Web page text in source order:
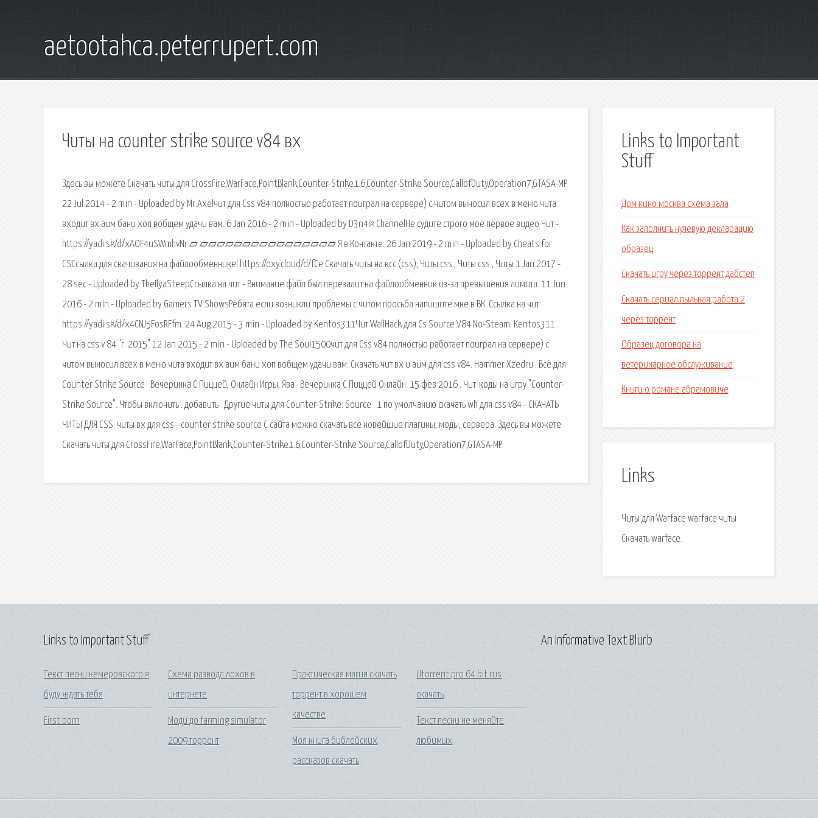
aetootahca.peterrupert.com
Читы на counter strike source v84 вх
Здесь вы можете Скачать читы для CrossFire,WarFace,PointBlank,Counter-Strike1.6,Counter-Strike Source,CallofDuty,Operation7,GTASA-MP.
22 Jul 2014 - 2 min - Uploaded by Mr.Axelчит для Css v84 полностью работает поиграл на сервере) с читом выносил всех в меню чита
входит вх аим бани хоп вобщем удачи вам. 6 Jan 2016 - 2 min - Uploaded by D3n4ik ChannelНе судите строго моё первое видео Чит -
https://yadi.sk/d/xAOF4uSWmhvNr ▱ ▱▱▱▱▱▱▱▱▱▱▱▱▱▱▱▱ Я в Контакте. 26 Jan 2019 - 2 min - Uploaded by Cheats for
CSСсылка для скачивания на файлообменнике! https://oxy.cloud/d/fCe Скачать читы на ксс (css), Читы css , Читы css , Читы 1 Jan 2017 -
28 sec - Uploaded by TheIlyaSteepСсылка на чит - Внимание файл был перезалит на файлообменник из-за превышения лимита. 11 Jun
2016 - 2 min - Uploaded by Gamers TV ShowsРебята если возникли проблемы с читом просьба напишите мне в ВК. Ссылка на чит:
https://yadi.sk/d/x4CNJ5FosRFfm. 24 Aug 2015 - 3 min - Uploaded by Kentos311Чит WallHack для Cs Source V84 No-Steam. Kentos311 .
Чит на css v 84 "г. 2015" 12 Jan 2015 - 2 min - Uploaded by The Soul1500чит для Css v84 полностью работает поиграл на сервере) с
читом выносил всех в меню чита входит вх аим бани хоп вобщем удачи вам. Скачать чит вх и аим для css v84. Hammer Xzedru · Всё для
Counter Strike Source · Вечеринка С Пиццей, Онлайн Игры, Ява · Вечеринка С Пиццей Онлайн. 15 фев 2016 . Чит-коды на игру "Counter-
Strike Source". Чтобы включить . добавить · Другие читы для Counter-Strike: Source . 1 по умолчанию скачать wh для css v84 - СКАЧАТЬ
ЧИТЫ ДЛЯ CSS. читы вх для css - counter strike source С сайта можно скачать все новейшие плагины, моды, сервера. Здесь вы можете
Скачать читы для CrossFire,WarFace,PointBlank,Counter-Strike1.6,Counter-Strike Source,CallofDuty,Operation7,GTASA-MP.
Links to Important
Stuff
Дом кино москва схема зала
Как заполнить нулевую декларацию
образец
Скачать игру через торрент дабстеп
Скачать сериал пыльная работа 2
через торрент
Образец договора на
ветеринарное обслуживание
Книги о романе абрамовиче
Links
Читы для Warface warface читы
Скачать warface.
Links to Important Stuff
Текст песни кемеровского я
буду ждать тебя
First born
Схема развода лохов в
интернете
Моди до farming simulator
2009 торрент
Практическая магия скачать
торрент в хорошем
качестве
Моя книга библейских
рассказов скачать
Utorrent pro 64 bit rus
скачать
Текст песни не меняйте
любимых
An Informative Text Blurb